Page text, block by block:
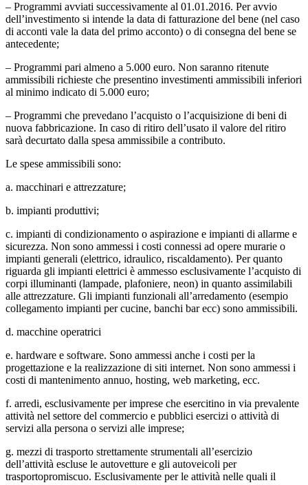
– Programmi avviati successivamente al 01.01.2016. Per avvio
dell’investimento si intende la data di fatturazione del bene (nel caso
di acconti vale la data del primo acconto) o di consegna del bene se
antecedente;
– Programmi pari almeno a 5.000 euro. Non saranno ritenute
ammissibili richieste che presentino investimenti ammissibili inferiori
al minimo indicato di 5.000 euro;
– Programmi che prevedano l’acquisto o l’acquisizione di beni di
nuova fabbricazione. In caso di ritiro dell’usato il valore del ritiro
sarà decurtato dalla spesa ammissibile a contributo.
Le spese ammissibili sono:
a. macchinari e attrezzature;
b. impianti produttivi;
c. impianti di condizionamento o aspirazione e impianti di allarme e
sicurezza. Non sono ammessi i costi connessi ad opere murarie o
impianti generali (elettrico, idraulico, riscaldamento). Per quanto
riguarda gli impianti elettrici è ammesso esclusivamente l’acquisto di
corpi illuminanti (lampade, plafoniere, neon) in quanto assimilabili
alle attrezzature. Gli impianti funzionali all’arredamento (esempio
collegamento impianti per cucine, banchi bar ecc) sono ammissibili.
d. macchine operatrici
e. hardware e software. Sono ammessi anche i costi per la
progettazione e la realizzazione di siti internet. Non sono ammessi i
costi di mantenimento annuo, hosting, web marketing, ecc.
f. arredi, esclusivamente per imprese che esercitino in via prevalente
attività nel settore del commercio e pubblici esercizi o attività di
servizi alla persona o servizi alle imprese;
g. mezzi di trasporto strettamente strumentali all’esercizio
dell’attività escluse le autovetture e gli autoveicoli per
trasportopromiscuo. Esclusivamente per le attività nelle quali il